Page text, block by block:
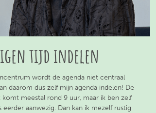
tijd indelen
wordt de agenda niet centraal
daarom dus zelf mijn agenda indelen! De
komt meestal rond 9 uur, maar ik ben zelf
eerder aanwezig. Dan kan ik mezelf rustig